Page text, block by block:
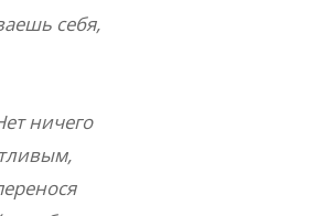
себя,
ничего